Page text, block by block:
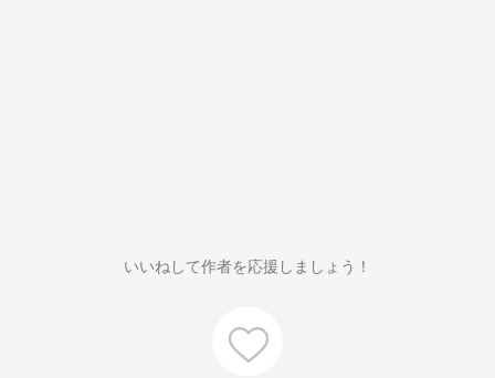
いいねして作者を応援しましょう！